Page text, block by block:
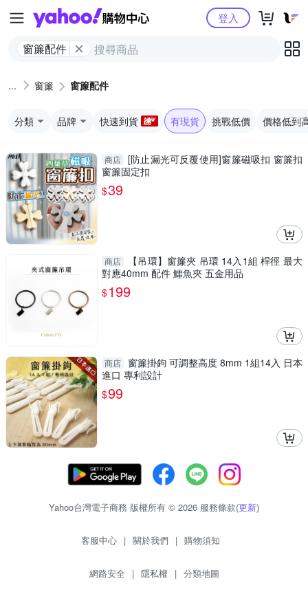
Yahoo購物中心
窗簾配件
登入
窗簾 窗簾配件
分類 品牌 快速到貨 有現貨 挑戰低價 價格低到
商店 [防止漏光可反覆使用]窗簾磁吸扣 窗簾扣
窗簾固定扣
$39
商店
【吊環】窗簾夾 吊環 14入1組 桿徑 最大
對應40mm 配件 鱷魚夾 五金用品
$199
商店
窗簾掛鉤 可調整高度 8mm 1組14入 日本
進口 專利設計
$99
Yahoo台灣電子商務 版權所有 © 2026 服務條款(更新)
客服中心 | 關於我們 | 購物須知
網路安全 | 隱私權 | 分類地圖